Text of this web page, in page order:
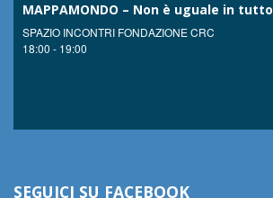
MAPPAMONDO – Non è uguale in
SPAZIO INCONTRI FONDAZIONE CRC
18:00 - 19:00
SEGUICI SU FACEBOOK